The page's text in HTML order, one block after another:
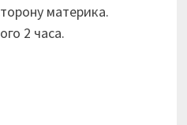
материка.
2 часа.